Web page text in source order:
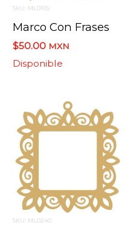
SKU: ML0105
Marco Con Frases
$50.00 MXN
Disponible
SKU: ML0240